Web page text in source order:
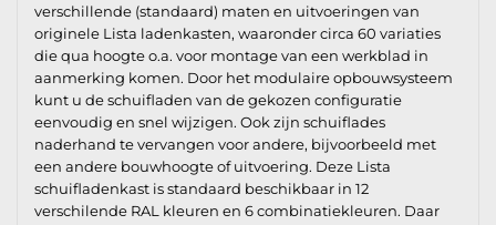
verschillende (standaard) maten en uitvoeringen van
originele Lista ladenkasten, waaronder circa 60 variaties
die qua hoogte o.a. voor montage van een werkblad in
aanmerking komen. Door het modulaire opbouwsysteem
kunt u de schuifladen van de gekozen configuratie
eenvoudig en snel wijzigen. Ook zijn schuiflades
naderhand te vervangen voor andere, bijvoorbeeld met
een andere bouwhoogte of uitvoering. Deze Lista
schuifladenkast is standaard beschikbaar in 12
verschilende RAL kleuren en 6 combinatiekleuren. Daar